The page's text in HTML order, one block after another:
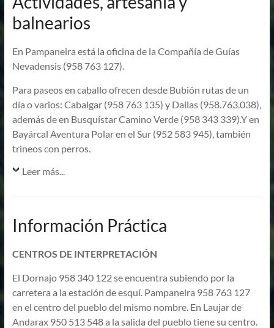
balnearios
En Pampaneira está la oficina de la Compañía de Guías
Nevadensis (958 763 127).
Para paseos en caballo ofrecen desde Bubión rutas de un
día o varios: Cabalgar (958 763 135) y Dallas (958.763.038),
además de en Busquístar Camino Verde (958 343 339).Y en
Bayárcal Aventura Polar en el Sur (952 583 945), también
trineos con perros.
Leer más...
Información Práctica
CENTROS DE INTERPRETACIÓN
El Dornajo 958 340 122 se encuentra subiendo por la
carretera a la estación de esquí. Pampaneira 958 763 127
en el centro del pueblo del mismo nombre. En Laujar de
Andarax 950 513 548 a la salida del pueblo tiene su centro.